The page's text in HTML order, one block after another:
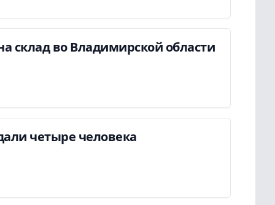
склад во Владимирской области
четыре человека